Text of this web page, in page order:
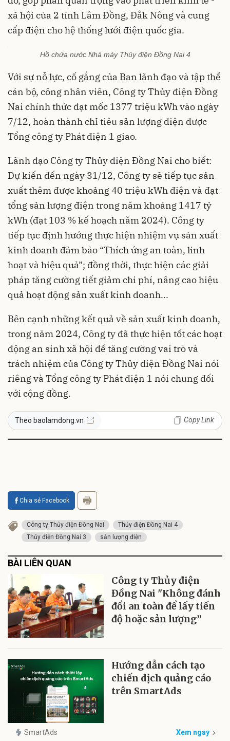
xã hội của 2 tỉnh Lâm Đồng, Đắk Nông và cung
cấp điện cho hệ thống lưới điện quốc gia.
Hồ chứa nước Nhà máy Thủy điện Đồng Nai 4
Với sự nỗ lực, cố gắng của Ban lãnh đạo và tập thể
cán bộ, công nhân viên, Công ty Thủy điện Đồng
Nai chính thức đạt mốc 1377 triệu kWh vào ngày
7/12, hoàn thành chỉ tiêu sản lượng điện được
Tổng công ty Phát điện 1 giao.
Lãnh đạo Công ty Thủy điện Đồng Nai cho biết:
Dự kiến đến ngày 31/12, Công ty sẽ tiếp tục sản
xuất thêm được khoảng 40 triệu kWh điện và đạt
tổng sản lượng điện trong năm khoảng 1417 tỷ
kWh (đạt 103 % kế hoạch năm 2024). Công ty
tiếp tục định hướng thực hiện nhiệm vụ sản xuất
kinh doanh đảm bảo “Thích ứng an toàn, linh
hoạt và hiệu quả”; đồng thời, thực hiện các giải
pháp tăng cường tiết giảm chi phí, nâng cao hiệu
quả hoạt động sản xuất kinh doanh...
Bên cạnh những kết quả về sản xuất kinh doanh,
trong năm 2024, Công ty đã thực hiện tốt các hoạt
động an sinh xã hội để tăng cường vai trò và
trách nhiệm của Công ty Thủy điện Đồng Nai nói
riêng và Tổng công ty Phát điện 1 nói chung đối
với cộng đồng.
Theo baolamdong.vn Copy Link
Chia sẻ Facebook
Công ty Thủy điện Đồng Nai
Thủy điện Đồng Nai 4
Thủy điện Đồng Nai 3
sản lượng điện
BÀI LIÊN QUAN
Công ty Thủy điện
Đồng Nai "Không đánh
đổi an toàn để lấy tiến
độ hoặc sản lượng”
Hướng dẫn cách tạo
chiến dịch quảng cáo
trên SmartAds
SmartAds Xem ngay